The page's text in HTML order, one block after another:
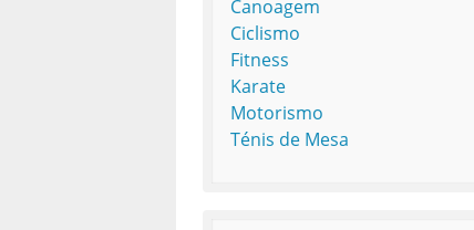
Canoagem
Ciclismo
Fitness
Karate
Motorismo
Ténis de Mesa